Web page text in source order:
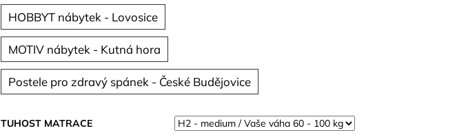
HOBBYT nábytek - Lovosice
MOTIV nábytek - Kutná hora
Postele pro zdravý spánek - České Budějovice
TUHOST MATRACE